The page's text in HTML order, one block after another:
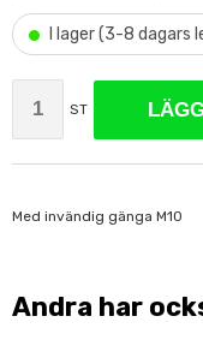
• I lager (3-8 dagars
ST
Med invändig gänga M10
Andra har